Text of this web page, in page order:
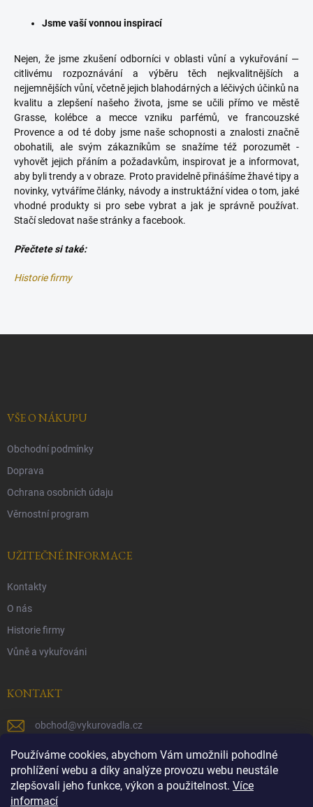
Používáme cookies, abychom Vám umožnili pohodlné
prohlížení webu a díky analýze provozu webu neustále
zlepšovali jeho funkce, výkon a použitelnost. Více
informací
Jsme vaší vonnou inspirací
Nejen, že jsme zkušení odborníci v oblasti vůní a vykuřování —
citlivému rozpoznávání a výběru těch nejkvalitnějších a
nejjemnějších vůní, včetně jejich blahodárných a léčivých účinků na
kvalitu a zlepšení našeho života, jsme se učili přímo ve městě
Grasse, kolébce a mecce vzniku parfémů, ve francouzské
Provence a od té doby jsme naše schopnosti a znalosti značně
obohatili, ale svým zákazníkům se snažíme též porozumět -
vyhovět jejich přáním a požadavkům, inspirovat je a informovat,
aby byli trendy a v obraze. Proto pravidelně přinášíme žhavé tipy a
novinky, vytváříme články, návody a instruktážní videa o tom, jaké
vhodné produkty si pro sebe vybrat a jak je správně používat.
Stačí sledovat naše stránky a facebook.
Přečtete si také:
Historie firmy
VŠE O NÁKUPU
Obchodní podmínky
Doprava
Ochrana osobních údaju
Věrnostní program
UŽITEČNÉ INFORMACE
Kontakty
O nás
Historie firmy
Vůně a vykuřováni
KONTAKT
obchod@vykurovadla.cz
+420 603 149 699
https://www.facebook.com/vykurovadla.cz/